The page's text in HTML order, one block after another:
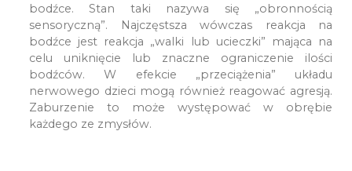
bodźce. Stan taki nazywa się „obronnością
sensoryczną”. Najczęstsza wówczas reakcja na
bodźce jest reakcja „walki lub ucieczki” mająca na
celu uniknięcie lub znaczne ograniczenie ilości
bodźców. W efekcie „przeciążenia” układu
nerwowego dzieci mogą również reagować agresją.
Zaburzenie to może występować w obrębie
każdego ze zmysłów.